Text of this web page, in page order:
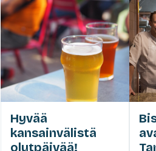
Hyvää
kansainvälistä
olutpäivää!